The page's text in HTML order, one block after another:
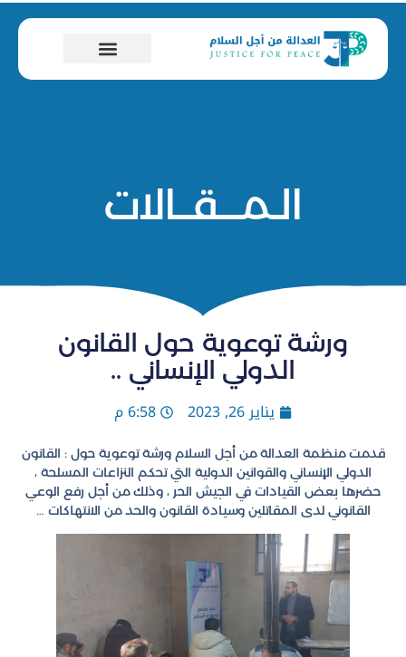
الـمـــقــالات
ورشة توعوية حول القانون
الدولي الإنساني ..
يناير 26, 2023 6:58 م
قدمت منظمة العدالة من أجل السلام ورشة توعوية حول : القانون
الدولي الإنساني والقوانين الدولية التي تحكم النزاعات المسلحة ،
حضرها بعض القيادات في الجيش الحر ، وذلك من أجل رفع الوعي
القانوني لدى المقاتلين وسيادة القانون والحد من الانتهاكات …